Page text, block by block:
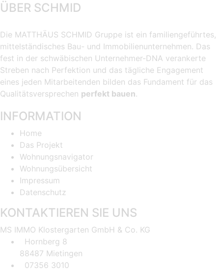
ÜBER SCHMID
Die MATTHÄUS SCHMID Gruppe ist ein familiengeführtes,
mittelständisches Bau- und Immobilienunternehmen. Das
fest in der schwäbischen Unternehmer-DNA verankerte
Streben nach Perfektion und das tägliche Engagement
eines jeden Mitarbeitenden bilden das Fundament für das
Qualitätsversprechen perfekt bauen.
INFORMATION
Home
Das Projekt
Wohnungsnavigator
Wohnungsübersicht
Impressum
Datenschutz
KONTAKTIEREN SIE UNS
MS IMMO Klostergarten GmbH & Co. KG
Hornberg 8
88487 Mietingen
07356 3010